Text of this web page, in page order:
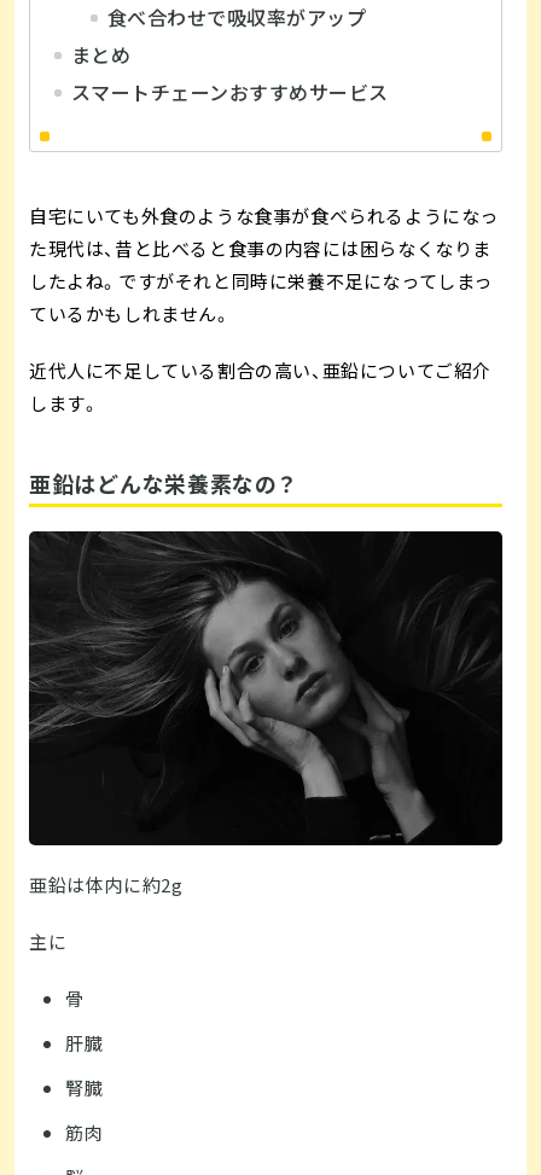
食べ合わせで吸収率がアップ
まとめ
スマートチェーンおすすめサービス
自宅にいても外食のような食事が食べられるようになっ
た現代は、昔と比べると食事の内容には困らなくなりま
したよね。ですがそれと同時に栄養不足になってしまっ
ているかもしれません。
近代人に不足している割合の高い、亜鉛についてご紹介
します。
亜鉛はどんな栄養素なの？
亜鉛は体内に約2g
主に
骨
肝臓
腎臓
筋肉